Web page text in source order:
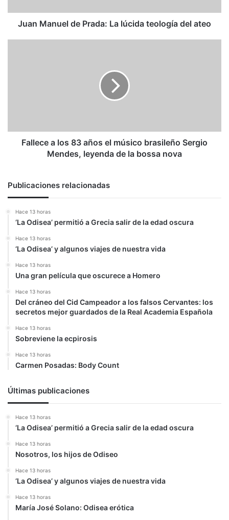
ateo
Juan Manuel de Prada: La lúcida teología del ateo
Sergio
Mendes,
bossa
Fallece a los 83 años el músico brasileño Sergio
Mendes, leyenda de la bossa nova
Publicaciones relacionadas
Hace 13 horas
‘La Odisea’ permitió a Grecia salir de la edad oscura
Hace 13 horas
‘La Odisea’ y algunos viajes de nuestra vida
Hace 13 horas
Una gran película que oscurece a Homero
Hace 13 horas
Del cráneo del Cid Campeador a los falsos Cervantes: los
secretos mejor guardados de la Real Academia Española
Hace 13 horas
Sobreviene la ecpirosis
Hace 13 horas
Carmen Posadas: Body Count
Últimas publicaciones
Hace 13 horas
‘La Odisea’ permitió a Grecia salir de la edad oscura
Hace 13 horas
Nosotros, los hijos de Odiseo
Hace 13 horas
‘La Odisea’ y algunos viajes de nuestra vida
Hace 13 horas
María José Solano: Odisea erótica